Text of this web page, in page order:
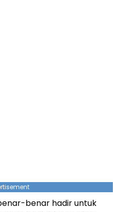
benar hadir untuk